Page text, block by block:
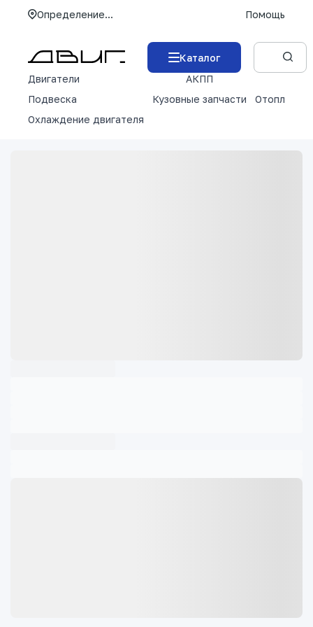
Определение... Помощь
Каталог
Двигатели
АКПП
Подвеска
Кузовные запчасти
Отопление
Охлаждение двигателя